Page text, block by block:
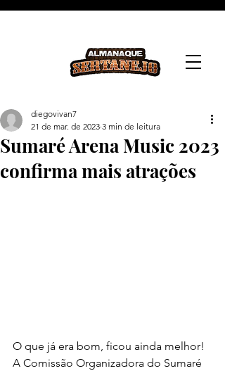
Sumaré Arena Music 2023
confirma mais atrações
diegovivan7
21 de mar. de 2023 3 min de leitura
O que já era bom, ficou ainda melhor!
A Comissão Organizadora do Sumaré